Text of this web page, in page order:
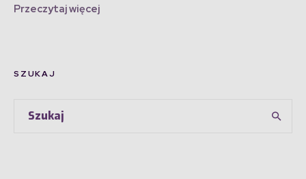
Przeczytaj więcej
SZUKAJ